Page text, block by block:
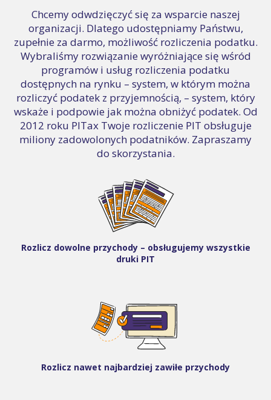
Chcemy odwdzięczyć się za wsparcie naszej
organizacji. Dlatego udostępniamy Państwu,
zupełnie za darmo, możliwość rozliczenia podatku.
Wybraliśmy rozwiązanie wyróżniające się wśród
programów i usług rozliczenia podatku
dostępnych na rynku – system, w którym można
rozliczyć podatek z przyjemnością, – system, który
wskaże i podpowie jak można obniżyć podatek. Od
2012 roku PITax Twoje rozliczenie PIT obsługuje
miliony zadowolonych podatników. Zapraszamy
do skorzystania.
Rozlicz dowolne przychody – obsługujemy wszystkie
druki PIT
Rozlicz nawet najbardziej zawiłe przychody